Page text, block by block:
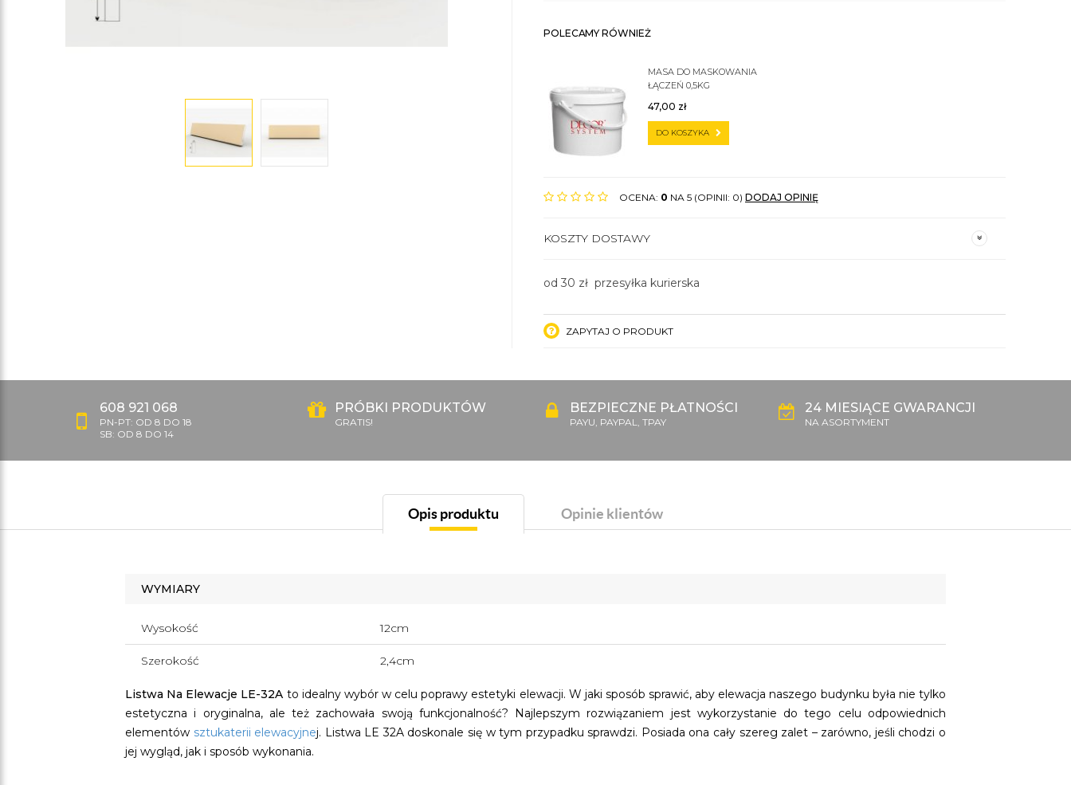
POLECAMY RÓWNIEŻ
MASA DO MASKOWANIA
ŁĄCZEŃ 0,5KG
47,00 zł
DO KOSZYKA
OCENA: 0 NA 5 (OPINII: 0) DODAJ OPINIĘ
KOSZTY DOSTAWY
od 30 zł przesyłka kurierska
ZAPYTAJ O PRODUKT
608 921 068
PN-PT: OD 8 DO 18
SB: OD 8 DO 14
PRÓBKI PRODUKTÓW
GRATIS!
BEZPIECZNE PŁATNOŚCI
PAYU, PAYPAL, TPAY
24 MIESIĄCE GWARANCJI
NA ASORTYMENT
Opis produktu Opinie klientów
WYMIARY
Wysokość 12cm
Szerokość 2,4cm
Listwa Na Elewacje LE-32A to idealny wybór w celu poprawy estetyki elewacji. W jaki sposób sprawić, aby elewacja naszego budynku była nie tylko
estetyczna i oryginalna, ale też zachowała swoją funkcjonalność? Najlepszym rozwiązaniem jest wykorzystanie do tego celu odpowiednich
elementów sztukaterii elewacyjnej. Listwa LE 32A doskonale się w tym przypadku sprawdzi. Posiada ona cały szereg zalet – zarówno, jeśli chodzi o
jej wygląd, jak i sposób wykonania.